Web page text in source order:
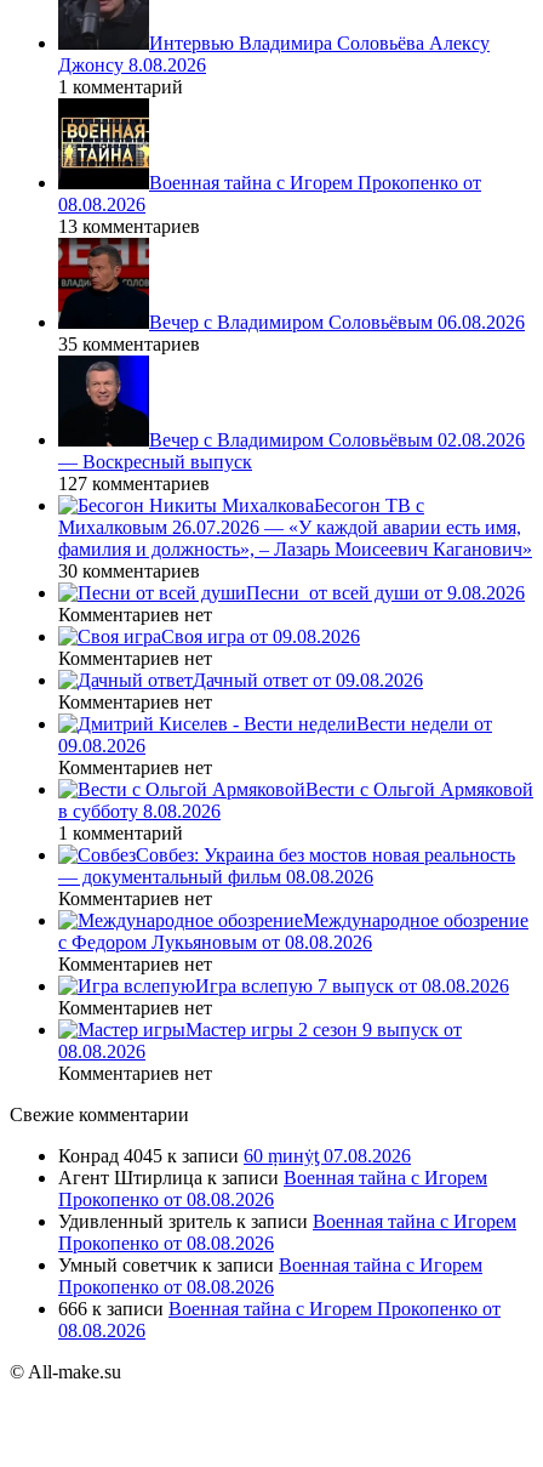
Интервью Владимира Соловьёва Алексу
Джонсу 8.08.2026
1 комментарий
Военная тайна с Игорем Прокопенко от
08.08.2026
13 комментариев
Вечер с Владимиром Соловьёвым 06.08.2026
35 комментариев
Вечер с Владимиром Соловьёвым 02.08.2026
— Воскресный выпуск
127 комментариев
Бесогон ТВ с
Михалковым 26.07.2026 — «У каждой аварии есть имя,
фамилия и должность», – Лазарь Моисеевич Каганович»
30 комментариев
Песни_от всей души от 9.08.2026
Комментариев нет
Своя игра от 09.08.2026
Комментариев нет
Дачный ответ от 09.08.2026
Комментариев нет
Вести недели от
09.08.2026
Комментариев нет
Вести с Ольгой Армяковой
в субботу 8.08.2026
1 комментарий
Совбез: Украина без мостов новая реальность
— документальный фильм 08.08.2026
Комментариев нет
Международное обозрение
с Федором Лукьяновым от 08.08.2026
Комментариев нет
Игра вслепую 7 выпуск от 08.08.2026
Комментариев нет
Мастер игры 2 сезон 9 выпуск от
08.08.2026
Комментариев нет
Свежие комментарии
Конрад 4045 к записи 60 ṃинẏƫ 07.08.2026
Агент Штирлица к записи Военная тайна с Игорем
Прокопенко от 08.08.2026
Удивленный зритель к записи Военная тайна с Игорем
Прокопенко от 08.08.2026
Умный советчик к записи Военная тайна с Игорем
Прокопенко от 08.08.2026
666 к записи Военная тайна с Игорем Прокопенко от
08.08.2026
© All-make.su